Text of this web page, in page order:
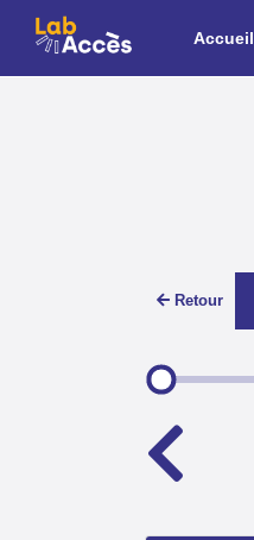
Aller au contenu principal
Accueil
Retour